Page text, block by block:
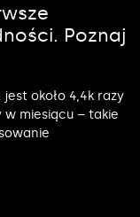
Poznaj
około 4,4k razy
miesiącu – takie